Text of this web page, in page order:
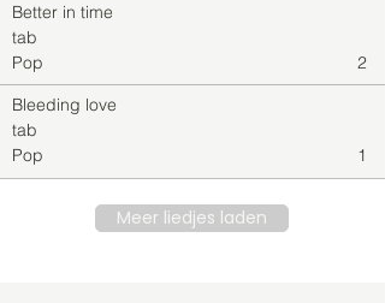
Better in time
tab
Pop
2
Bleeding love
tab
Pop
1
Meer liedjes laden